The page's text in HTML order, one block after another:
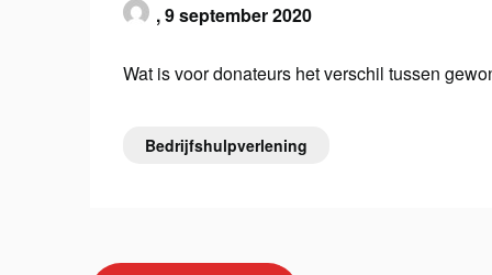
,9 september 2020
Wat is voor donateurs het verschil tussen
Bedrijfshulpverlening